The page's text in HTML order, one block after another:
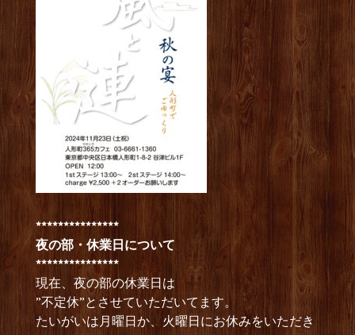
***************
夜の部・休業日について
***************
現在、夜の部の休業日は
”不定休”とさせていただいてます。
たいがいは月曜日か、火曜日にお休みをいただき